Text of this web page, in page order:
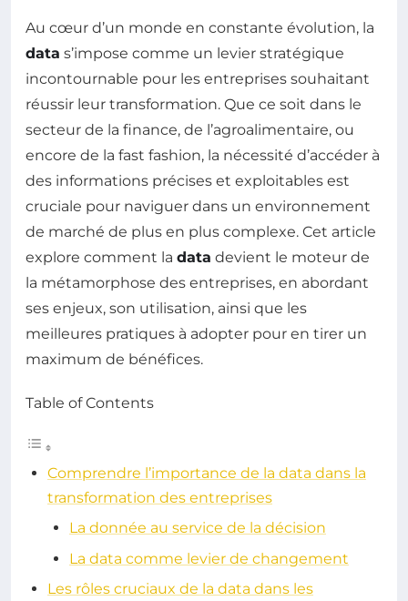
Au cœur d’un monde en constante évolution, la
data s’impose comme un levier stratégique
incontournable pour les entreprises souhaitant
réussir leur transformation. Que ce soit dans le
secteur de la finance, de l’agroalimentaire, ou
encore de la fast fashion, la nécessité d’accéder à
des informations précises et exploitables est
cruciale pour naviguer dans un environnement
de marché de plus en plus complexe. Cet article
explore comment la data devient le moteur de
la métamorphose des entreprises, en abordant
ses enjeux, son utilisation, ainsi que les
meilleures pratiques à adopter pour en tirer un
maximum de bénéfices.
Table of Contents
Comprendre l’importance de la data dans la
transformation des entreprises
La donnée au service de la décision
La data comme levier de changement
Les rôles cruciaux de la data dans les